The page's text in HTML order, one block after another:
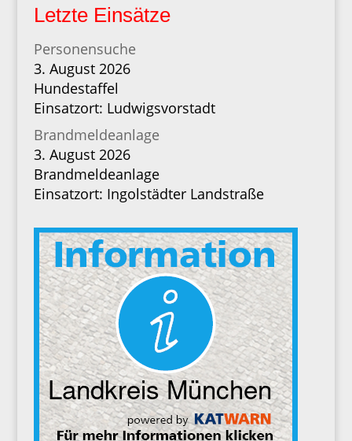
Letzte Einsätze
Personensuche
3. August 2026
Hundestaffel
Einsatzort: Ludwigsvorstadt
Brandmeldeanlage
3. August 2026
Brandmeldeanlage
Einsatzort: Ingolstädter Landstraße